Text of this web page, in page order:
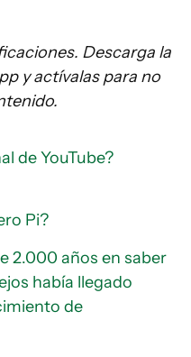
Descarga la
y actívalas para no
de YouTube?
Pi?
2.000 años en saber
había llegado
de